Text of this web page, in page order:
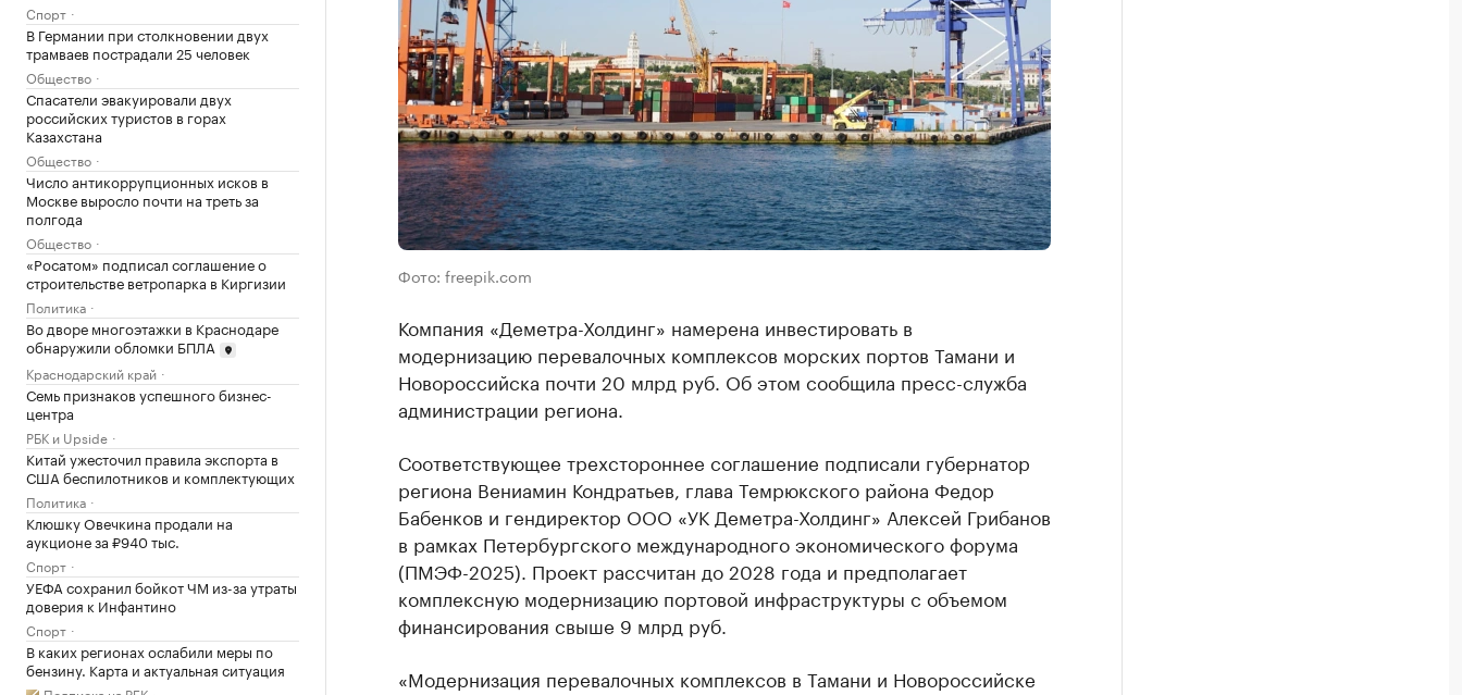
Спорт
В Германии при столкновении двух
трамваев пострадали 25 человек
Общество
Спасатели эвакуировали двух
российских туристов в горах
Казахстана
Общество
Число антикоррупционных исков в
Москве выросло почти на треть за
полгода
Общество
«Росатом» подписал соглашение о
строительстве ветропарка в Киргизии
Политика
Во дворе многоэтажки в Краснодаре
обнаружили обломки БПЛА
Краснодарский край
Семь признаков успешного бизнес-
центра
РБК и Upside
Китай ужесточил правила экспорта в
США беспилотников и комплектующих
Политика
Клюшку Овечкина продали на
аукционе за ₽940 тыс.
Спорт
УЕФА сохранил бойкот ЧМ из-за утраты
доверия к Инфантино
Спорт
В каких регионах ослабили меры по
бензину. Карта и актуальная ситуация
Фото: freepik.com
Компания «Деметра-Холдинг» намерена инвестировать в
модернизацию перевалочных комплексов морских портов Тамани и
Новороссийска почти 20 млрд руб. Об этом сообщила пресс-служба
администрации региона.
Соответствующее трехстороннее соглашение подписали губернатор
региона Вениамин Кондратьев, глава Темрюкского района Федор
Бабенков и гендиректор ООО «УК Деметра-Холдинг» Алексей Грибанов
в рамках Петербургского международного экономического форума
(ПМЭФ-2025). Проект рассчитан до 2028 года и предполагает
комплексную модернизацию портовой инфраструктуры с объемом
финансирования свыше 9 млрд руб.
«Модернизация перевалочных комплексов в Тамани и Новороссийске